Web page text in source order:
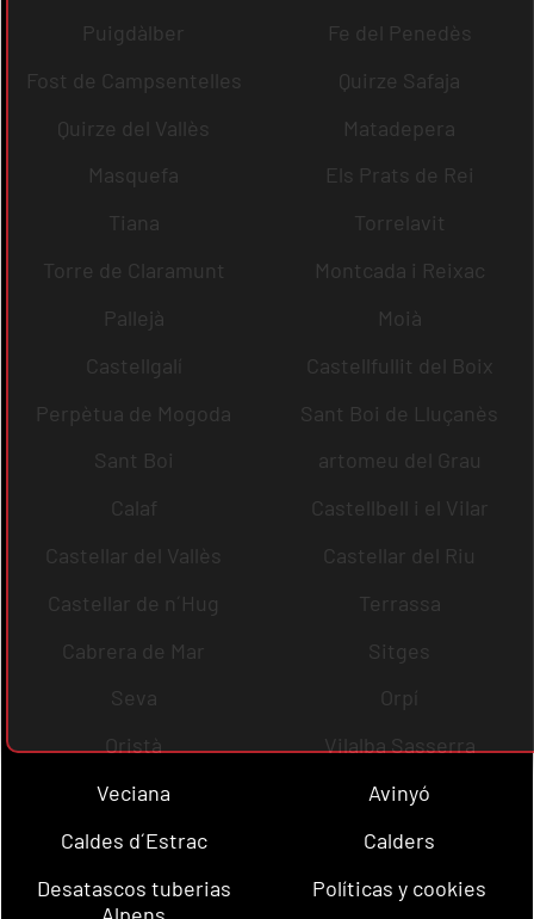
Puigdàlber
Fe del Penedès
Fost de Campsentelles
Quirze Safaja
Quirze del Vallès
Matadepera
Masquefa
Els Prats de Rei
Tiana
Torrelavit
Torre de Claramunt
Montcada i Reixac
Pallejà
Moià
Castellgalí
Castellfullit del Boix
Perpètua de Mogoda
Sant Boi de Lluçanès
Sant Boi
artomeu del Grau
Calaf
Castellbell i el Vilar
Castellar del Vallès
Castellar del Riu
Castellar de n´Hug
Terrassa
Cabrera de Mar
Sitges
Seva
Orpí
Oristà
Vilalba Sasserra
Veciana
Avinyó
Caldes d´Estrac
Calders
Desatascos tuberias
Políticas y cookies